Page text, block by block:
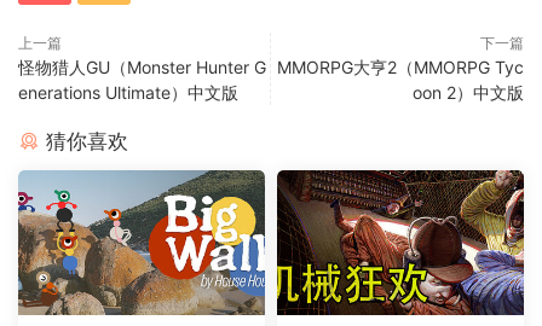
上一篇
怪物猎人GU（Monster Hunter G
enerations Ultimate）中文版
下一篇
MMORPG大亨2（MMORPG Tyc
oon 2）中文版
猜你喜欢